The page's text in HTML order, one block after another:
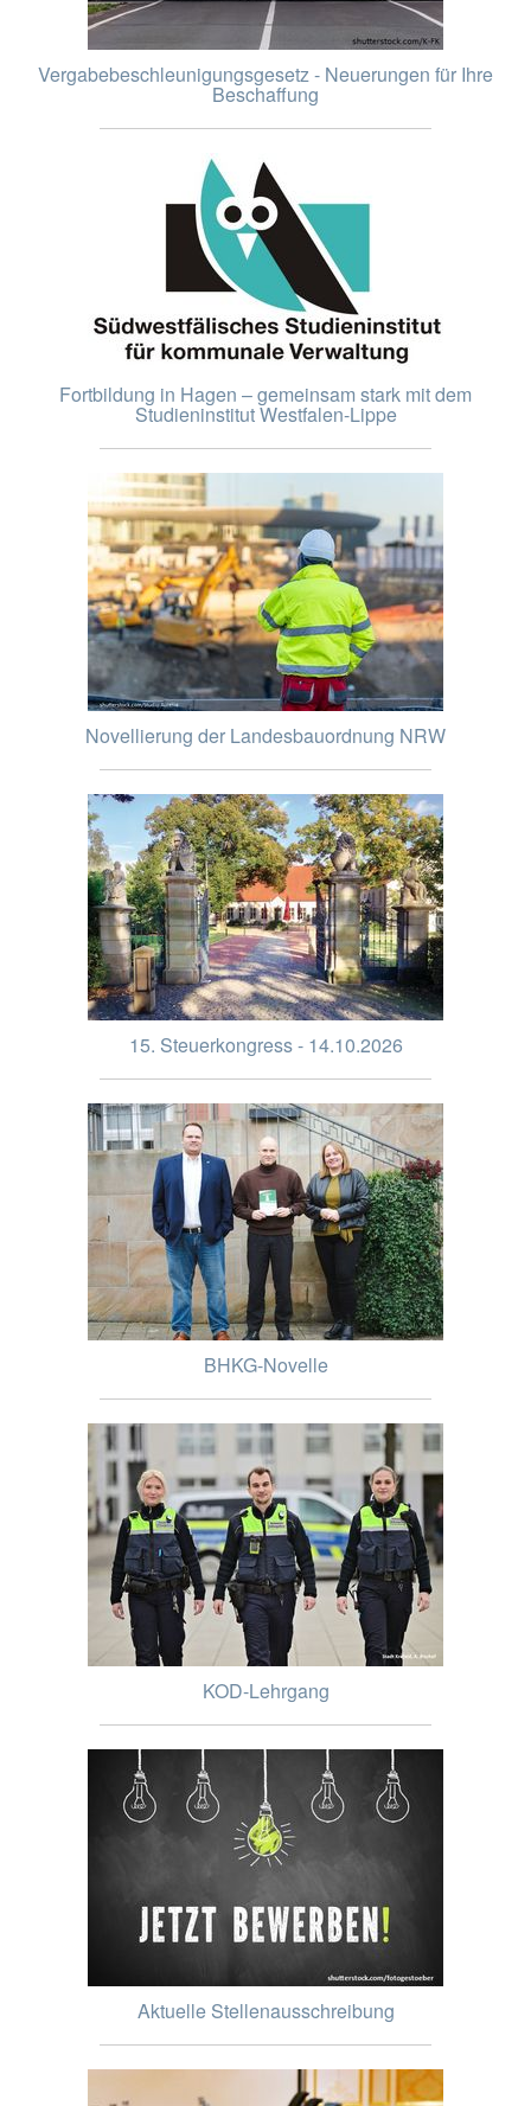
Vergabebeschleunigungsgesetz - Neuerungen für Ihre
Beschaffung
Fortbildung in Hagen – gemeinsam stark mit dem
Studieninstitut Westfalen-Lippe
Novellierung der Landesbauordnung NRW
15. Steuerkongress - 14.10.2026
BHKG-Novelle
KOD-Lehrgang
Aktuelle Stellenausschreibung